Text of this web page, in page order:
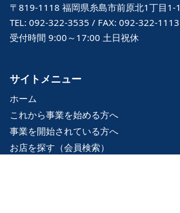
〒819-1118 福岡県糸島市前原北1丁目1-1
TEL: 092-322-3535 / FAX: 092-322-1113
受付時間 9:00～17:00 土日祝休
サイトメニュー
ホーム
これから事業を始める方へ
事業を開始されている方へ
お店を探す（会員検索）